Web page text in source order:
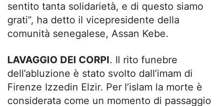
sentito tanta solidarietà, e di questo siamo
grati”, ha detto il vicepresidente della
comunità senegalese, Assan Kebe.
LAVAGGIO DEI CORPI. Il rito funebre
dell’abluzione è stato svolto dall’imam di
Firenze Izzedin Elzir. Per l’islam la morte è
considerata come un momento di passaggio